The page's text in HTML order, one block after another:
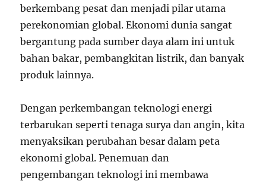
berkembang pesat dan menjadi pilar utama
perekonomian global. Ekonomi dunia sangat
bergantung pada sumber daya alam ini untuk
bahan bakar, pembangkitan listrik, dan banyak
produk lainnya.
Dengan perkembangan teknologi energi
terbarukan seperti tenaga surya dan angin, kita
menyaksikan perubahan besar dalam peta
ekonomi global. Penemuan dan
pengembangan teknologi ini membawa